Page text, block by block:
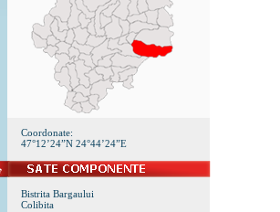
Coordonate:
47°12’24”N 24°44’24”E
Bistrita Bargaului
Colibita